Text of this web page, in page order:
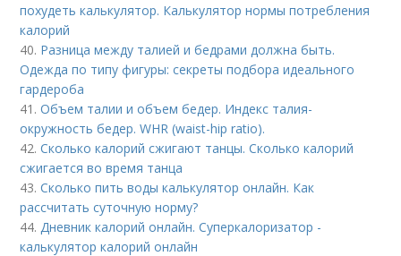
похудеть калькулятор. Калькулятор нормы потребления
калорий
40. Разница между талией и бедрами должна быть.
Одежда по типу фигуры: секреты подбора идеального
гардероба
41.Объем талии и объем бедер. Индекс талия-
окружность бедер. WHR (waist-hip ratio).
42.Сколько калорий сжигают танцы. Сколько калорий
сжигается во время танца
43.Сколько пить воды калькулятор онлайн. Как
рассчитать суточную норму?
44. Дневник калорий онлайн. Суперкалоризатор -
калькулятор калорий онлайн